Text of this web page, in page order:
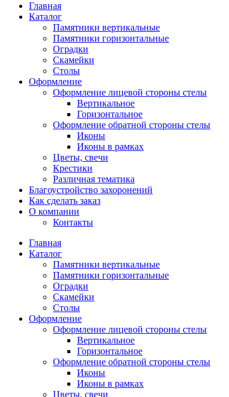
Главная
Каталог
Памятники вертикальные
Памятники горизонтальные
Оградки
Скамейки
Столы
Оформление
Оформление лицевой стороны стелы
Вертикальное
Горизонтальное
Оформление обратной стороны стелы
Иконы
Иконы в рамках
Цветы, свечи
Крестики
Различная тематика
Благоустройство захоронений
Как сделать заказ
О компании
Контакты
Главная
Каталог
Памятники вертикальные
Памятники горизонтальные
Оградки
Скамейки
Столы
Оформление
Оформление лицевой стороны стелы
Вертикальное
Горизонтальное
Оформление обратной стороны стелы
Иконы
Иконы в рамках
Цветы, свечи